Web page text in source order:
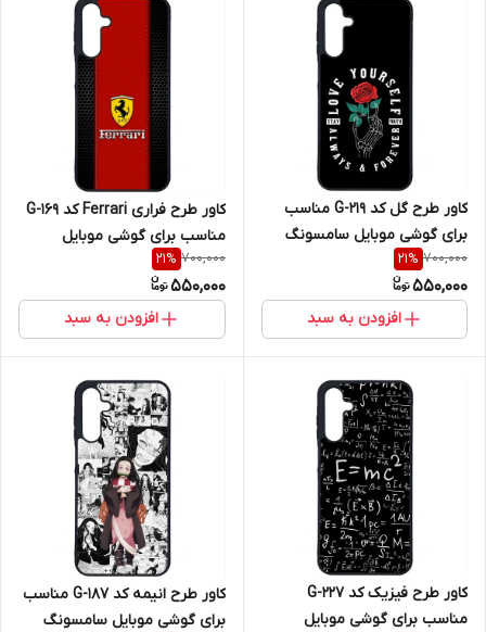
کاور طرح گل کد G-219 مناسب
برای گوشی موبایل سامسونگ
Galaxy A16 4G / A16 5G
700,000
21%
550,000
افزودن به سبد
کاور طرح فراری Ferrari کد G-169
مناسب برای گوشی موبایل
سامسونگ Galaxy A16 4G / A16
5G
700,000
21%
550,000
افزودن به سبد
کاور طرح فیزیک کد G-227
مناسب برای گوشی موبایل
کاور طرح انیمه کد G-187 مناسب
برای گوشی موبایل سامسونگ